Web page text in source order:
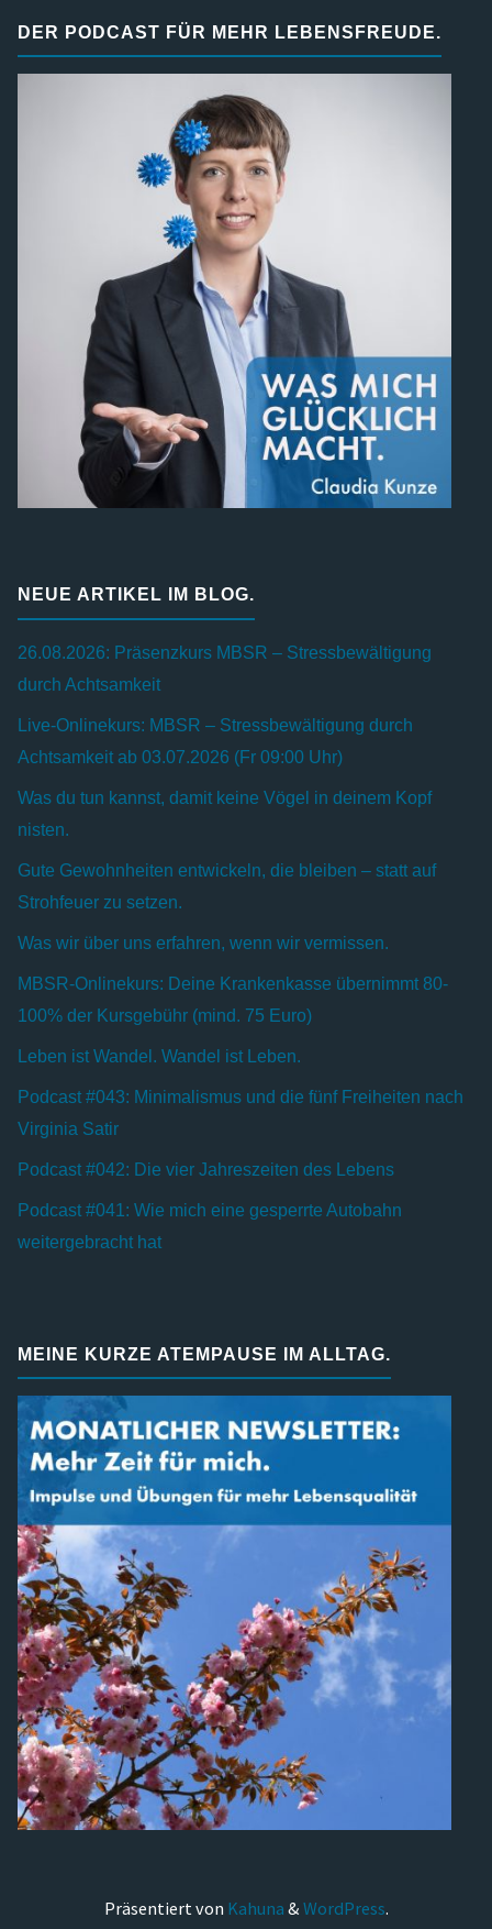
DER PODCAST FÜR MEHR LEBENSFREUDE.
NEUE ARTIKEL IM BLOG.
26.08.2026: Präsenzkurs MBSR – Stressbewältigung
durch Achtsamkeit
Live-Onlinekurs: MBSR – Stressbewältigung durch
Achtsamkeit ab 03.07.2026 (Fr 09:00 Uhr)
Was du tun kannst, damit keine Vögel in deinem Kopf
nisten.
Gute Gewohnheiten entwickeln, die bleiben – statt auf
Strohfeuer zu setzen.
Was wir über uns erfahren, wenn wir vermissen.
MBSR-Onlinekurs: Deine Krankenkasse übernimmt 80-
100% der Kursgebühr (mind. 75 Euro)
Leben ist Wandel. Wandel ist Leben.
Podcast #043: Minimalismus und die fünf Freiheiten nach
Virginia Satir
Podcast #042: Die vier Jahreszeiten des Lebens
Podcast #041: Wie mich eine gesperrte Autobahn
weitergebracht hat
MEINE KURZE ATEMPAUSE IM ALLTAG.
Präsentiert von Kahuna & WordPress.